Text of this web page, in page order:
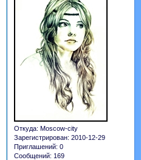
Откуда: Moscow-city
Зарегистрирован: 2010-12-29
Приглашений: 0
Сообщений: 169